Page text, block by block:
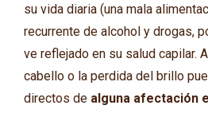
su vida diaria (una mala
recurrente de alcohol y drogas,
ve reflejado en su salud capilar.
cabello o la perdida del brillo
directos de alguna afectación